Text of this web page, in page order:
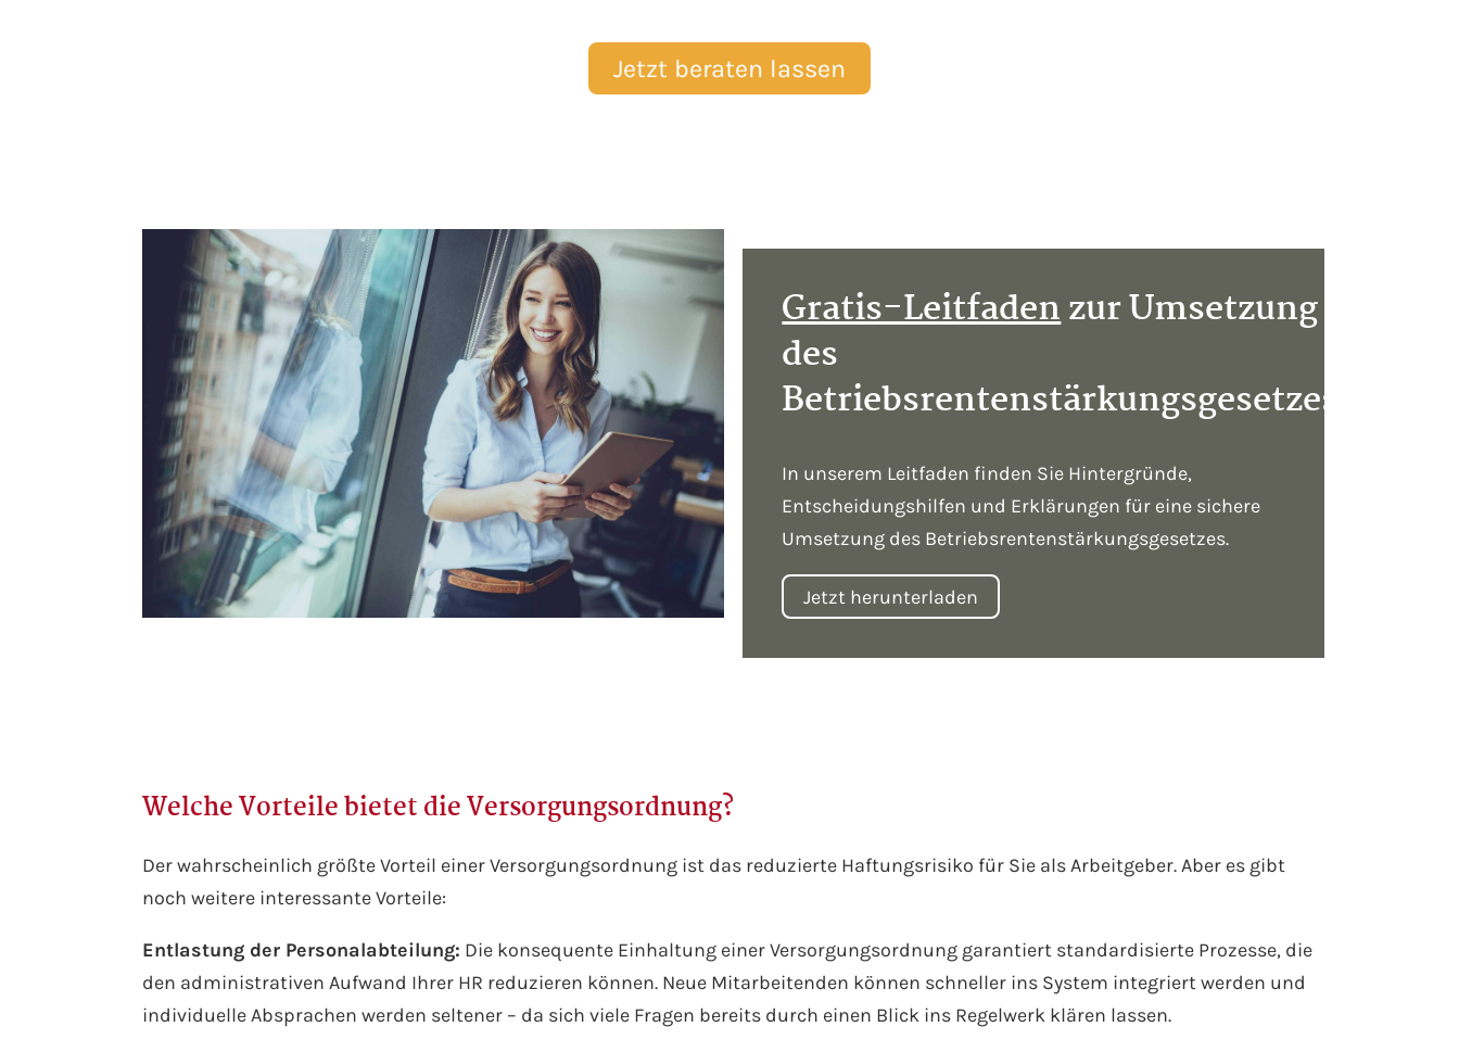
Jetzt beraten lassen
Gratis-Leitfadenzur Umsetzung
des
Betriebsrentenstärkungsgesetzes
In unserem Leitfaden finden Sie Hintergründe,
Entscheidungshilfen und Erklärungen für eine sichere
Umsetzung des Betriebsrentenstärkungsgesetzes.
Jetzt herunterladen
Welche Vorteile bietet die Versorgungsordnung?
Der wahrscheinlich größte Vorteil einer Versorgungsordnung ist das reduzierte Haftungsrisiko für Sie als Arbeitgeber. Aber es gibt
noch weitere interessante Vorteile:
Entlastung der Personalabteilung: Die konsequente Einhaltung einer Versorgungsordnung garantiert standardisierte Prozesse, die
den administrativen Aufwand Ihrer HR reduzieren können. Neue Mitarbeitenden können schneller ins System integriert werden und
individuelle Absprachen werden seltener – da sich viele Fragen bereits durch einen Blick ins Regelwerk klären lassen.